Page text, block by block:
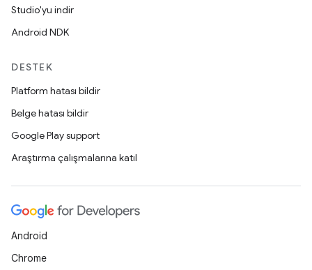
Studio'yu indir
Android NDK
DESTEK
Platform hatası bildir
Belge hatası bildir
Google Play support
Araştırma çalışmalarına katıl
Android
Chrome